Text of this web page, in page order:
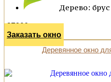
Дерево: брус
27900 р.
Заказать окно
Деревянное окно